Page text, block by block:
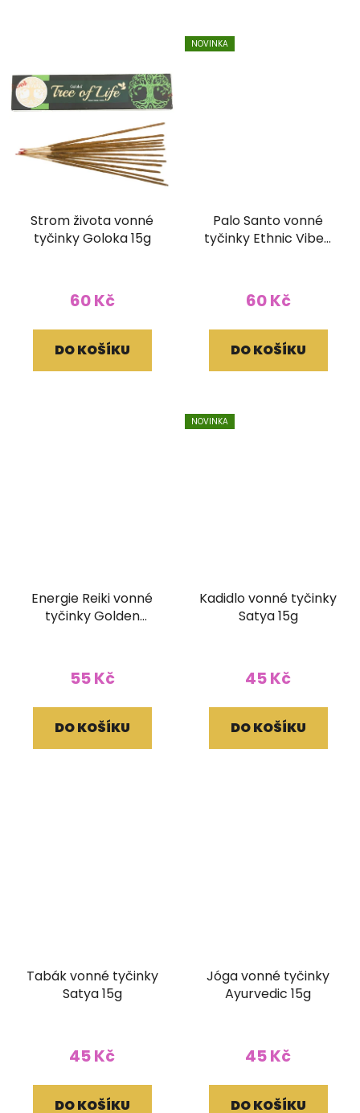
Strom života vonné
tyčinky Goloka 15g
60 Kč
DO KOŠÍKU
NOVINKA
Palo Santo vonné
tyčinky Ethnic Vibec
60 Kč
DO KOŠÍKU
Energie Reiki vonné
tyčinky Golden
55 Kč
DO KOŠÍKU
NOVINKA
Kadidlo vonné tyčinky
Satya 15g
45 Kč
DO KOŠÍKU
Tabák vonné tyčinky
Satya 15g
45 Kč
DO KOŠÍKU
Jóga vonné tyčinky
Ayurvedic 15g
45 Kč
DO KOŠÍKU